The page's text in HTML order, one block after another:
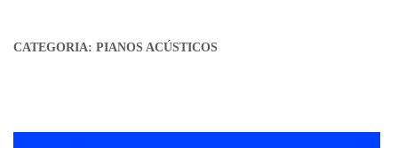
CATEGORIA: PIANOS ACÚSTICOS